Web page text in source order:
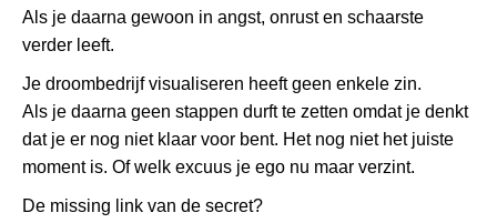
Als je daarna gewoon in angst, onrust en schaarste
verder leeft.
Je droombedrijf visualiseren heeft geen enkele zin.
Als je daarna geen stappen durft te zetten omdat je denkt
dat je er nog niet klaar voor bent. Het nog niet het juiste
moment is. Of welk excuus je ego nu maar verzint.
De missing link van de secret?